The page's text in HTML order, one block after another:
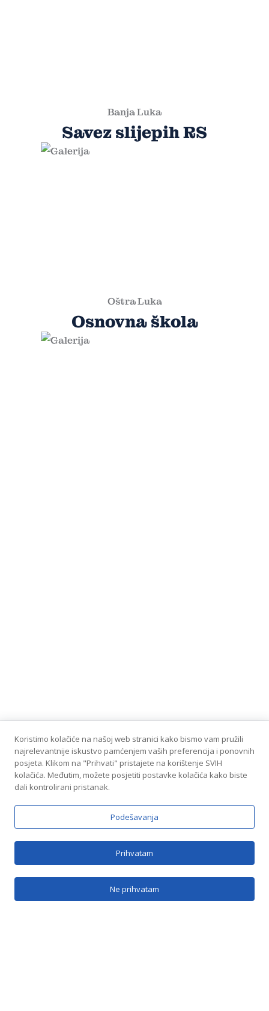
Banja Luka
Savez slijepih RS
Oštra Luka
Osnovna škola
O nama
Kontakt
Koristimo kolačiće na našoj web stranici kako bismo vam pružili
najrelevantnije iskustvo pamćenjem vaših preferencija i ponovnih
posjeta. Klikom na "Prihvati" pristajete na korištenje SVIH
kolačića. Međutim, možete posjetiti postavke kolačića kako biste
dali kontrolirani pristanak.
Podešavanja
Prihvatam
Ne prihvatam